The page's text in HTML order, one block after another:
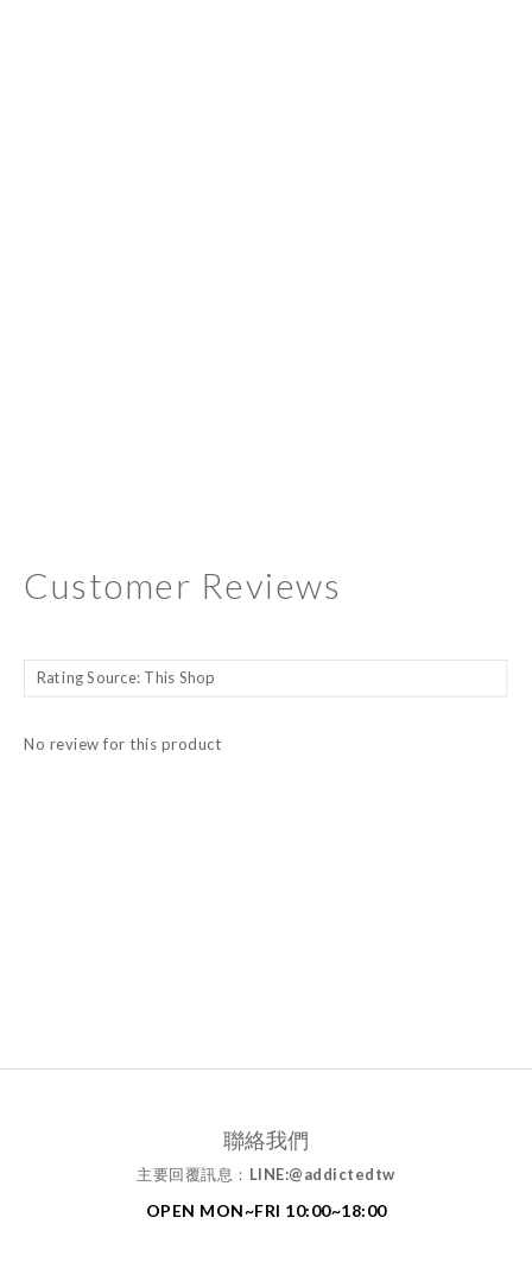
Customer Reviews
No review for this product
聯絡我們
主要回覆訊息： LINE:@addictedtw
OPEN MON~FRI 10:00~18:00